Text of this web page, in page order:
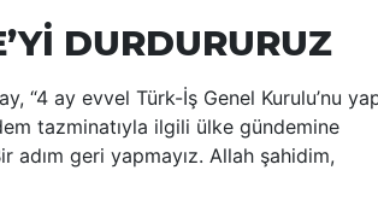
DURDURURUZ
“4 ay evvel Türk-İş Genel Kurulu’nu
tazminatıyla ilgili ülke gündemine
adım geri yapmayız. Allah şahidim,